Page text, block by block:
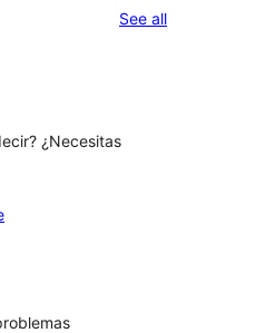
See allreviews
¿Necesitas